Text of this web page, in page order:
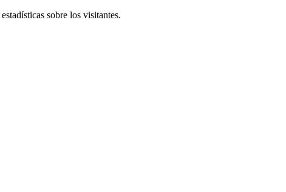
sobre los visitantes.